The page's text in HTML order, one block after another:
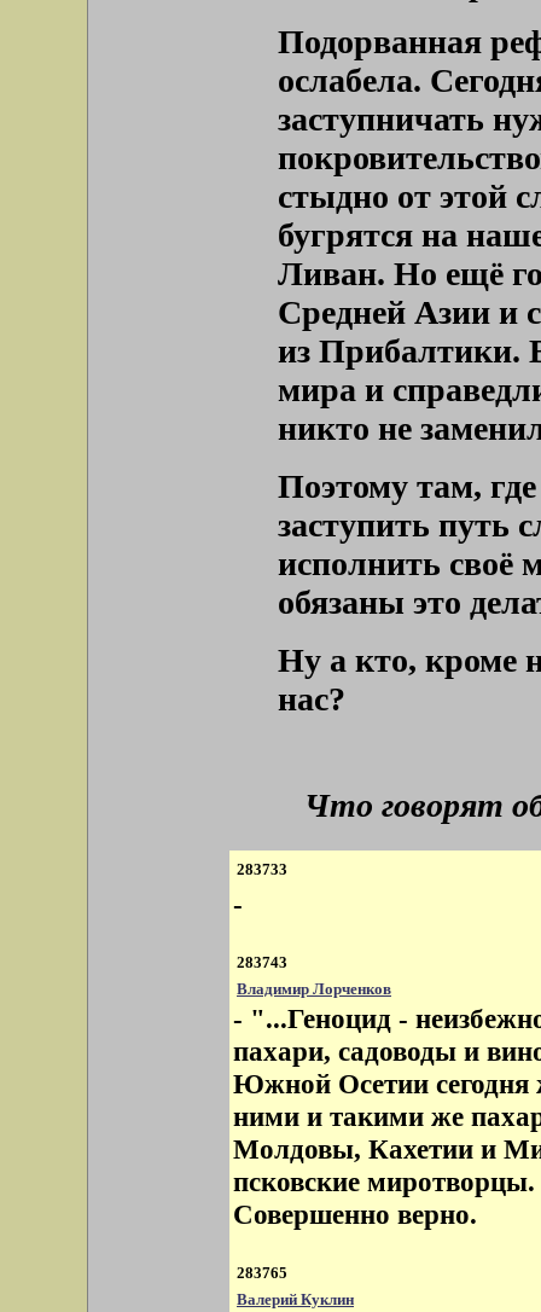
Подорванная
ослабела.
заступничать
стыдно от этой
бугрятся на
Ливан. Но ещё
Средней Азии и
из Прибалтики.
мира и
никто не
Поэтому там,
заступить путь
исполнить своё
обязаны это
Ну а кто, кроме
нас?
Что говорят
283733
-
283743
Владимир Лорченков
- "...Геноцид -
пахари, садоводы и
Южной Осетии сегодня
ними и такими же
Молдовы, Кахетии и
псковские
Совершенно верно.
283765
Валерий Куклин